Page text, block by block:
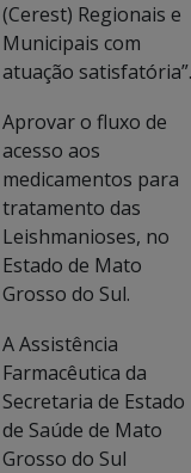
(Cerest) Regionais e
Municipais com
atuação satisfatória”.
Aprovar o fluxo de
acesso aos
medicamentos para
tratamento das
Leishmanioses, no
Estado de Mato
Grosso do Sul.
A Assistência
Farmacêutica da
Secretaria de Estado
de Saúde de Mato
Grosso do Sul